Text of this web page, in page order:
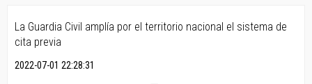
La Guardia Civil amplía por el territorio nacional el sistema de
cita previa
2022-07-01 22:28:31